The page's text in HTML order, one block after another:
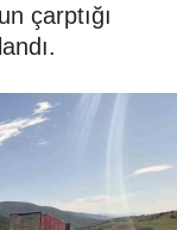
çarptığı